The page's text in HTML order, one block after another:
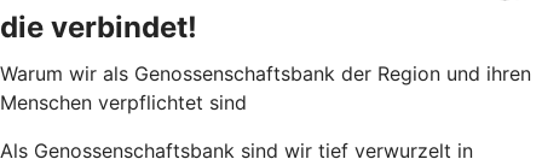
die verbindet!
Warum wir als Genossenschaftsbank der Region und ihren
Menschen verpflichtet sind
Als Genossenschaftsbank sind wir tief verwurzelt in